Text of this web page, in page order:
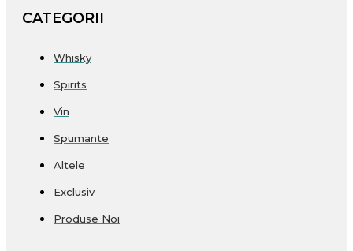
CATEGORII
Whisky
Spirits
Vin
Spumante
Altele
Exclusiv
Produse Noi